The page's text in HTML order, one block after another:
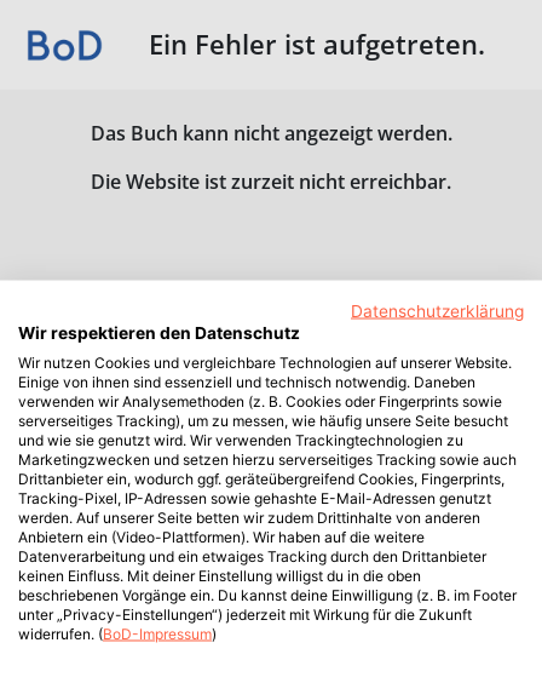
Ein Fehler ist aufgetreten.
Das Buch kann nicht angezeigt werden.
Die Website ist zurzeit nicht erreichbar.
Datenschutzerklärung
Wir respektieren den Datenschutz
Wir nutzen Cookies und vergleichbare Technologien auf unserer Website.
Einige von ihnen sind essenziell und technisch notwendig. Daneben
verwenden wir Analysemethoden (z. B. Cookies oder Fingerprints sowie
serverseitiges Tracking), um zu messen, wie häufig unsere Seite besucht
und wie sie genutzt wird. Wir verwenden Trackingtechnologien zu
Marketingzwecken und setzen hierzu serverseitiges Tracking sowie auch
Drittanbieter ein, wodurch ggf. geräteübergreifend Cookies, Fingerprints,
Tracking-Pixel, IP-Adressen sowie gehashte E-Mail-Adressen genutzt
werden. Auf unserer Seite betten wir zudem Drittinhalte von anderen
Anbietern ein (Video-Plattformen). Wir haben auf die weitere
Datenverarbeitung und ein etwaiges Tracking durch den Drittanbieter
keinen Einfluss. Mit deiner Einstellung willigst du in die oben
beschriebenen Vorgänge ein. Du kannst deine Einwilligung (z. B. im Footer
unter „Privacy-Einstellungen“) jederzeit mit Wirkung für die Zukunft
widerrufen. (BoD-Impressum)